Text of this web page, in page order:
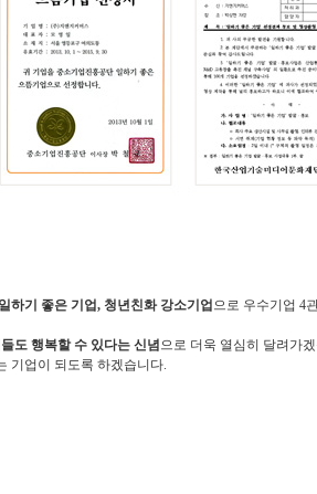
하기 좋은 기업, 청년친화 강소기업 으로 우수기업 4
도 행복할 수 있다는 신념 으로 더욱 열심히 달려가
기업이 되도록 하겠습니다.